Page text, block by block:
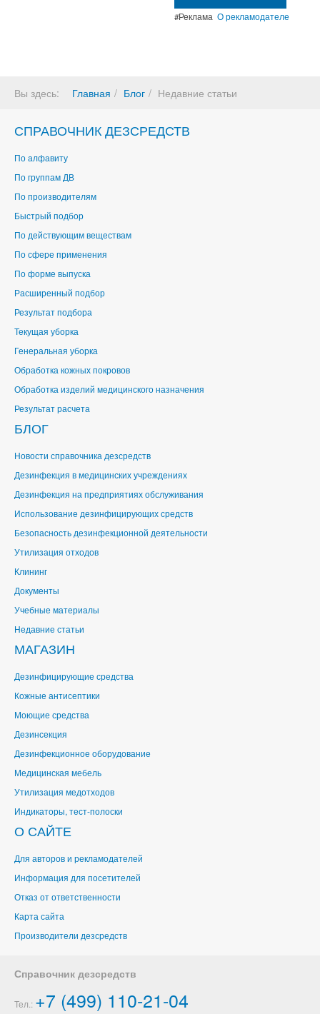
#Реклама О рекламодателе
Вы здесь: Главная Блог Недавние статьи
СПРАВОЧНИК ДЕЗСРЕДСТВ
По алфавиту
По группам ДВ
По производителям
Быстрый подбор
По действующим веществам
По сфере применения
По форме выпуска
Расширенный подбор
Результат подбора
Текущая уборка
Генеральная уборка
Обработка кожных покровов
Обработка изделий медицинского назначения
Результат расчета
БЛОГ
Новости справочника дезсредств
Дезинфекция в медицинских учреждениях
Дезинфекция на предприятиях обслуживания
Использование дезинфицирующих средств
Безопасность дезинфекционной деятельности
Утилизация отходов
Клининг
Документы
Учебные материалы
Недавние статьи
МАГАЗИН
Дезинфицирующие средства
Кожные антисептики
Моющие средства
Дезинсекция
Дезинфекционное оборудование
Медицинская мебель
Утилизация медотходов
Индикаторы, тест-полоски
О САЙТЕ
Для авторов и рекламодателей
Информация для посетителей
Отказ от ответственности
Карта сайта
Производители дезсредств
Справочник дезсредств
Тел.: +7 (499) 110-21-04